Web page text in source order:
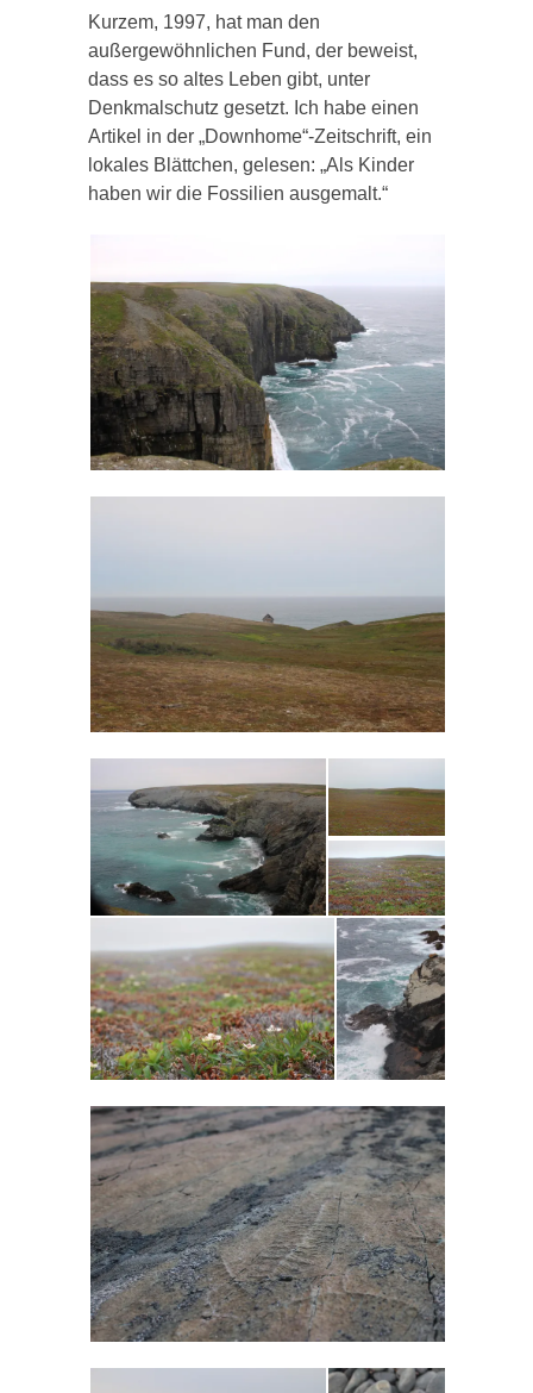
Kurzem, 1997, hat man den
außergewöhnlichen Fund, der beweist,
dass es so altes Leben gibt, unter
Denkmalschutz gesetzt. Ich habe einen
Artikel in der „Downhome“-Zeitschrift, ein
lokales Blättchen, gelesen: „Als Kinder
haben wir die Fossilien ausgemalt.“